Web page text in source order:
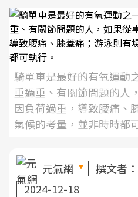
騎單車是最好的有氧運動
重過重、有關節問題的人
因負荷過重，導致腰痛、
氣候的考量，並非時時都
元氣網 撰文者：
2024-12-18